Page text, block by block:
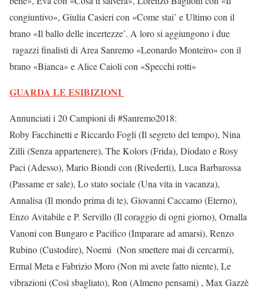
congiuntivo», Giulia Casieri con «Come stai’ e Ultimo con il
brano «Il ballo delle incertezze’. A loro si aggiungono i due
ragazzi finalisti di Area Sanremo «Leonardo Monteiro» con il
brano «Bianca» e Alice Caioli con «Specchi rotti»
GUARDA LE ESIBIZIONI
Annunciati i 20 Campioni di #Sanremo2018:
Roby Facchinetti e Riccardo Fogli (Il segreto del tempo), Nina
Zilli (Senza appartenere), The Kolors (Frida), Diodato e Rosy
Paci (Adesso), Mario Biondi con (Rivederti), Luca Barbarossa
(Passame er sale), Lo stato sociale (Una vita in vacanza),
Annalisa (Il mondo prima di te), Giovanni Caccamo (Eterno),
Enzo Avitabile e P. Servillo (Il coraggio di ogni giorno), Ornalla
Vanoni con Bungaro e Pacifico (Imparare ad amarsi), Renzo
Rubino (Custodire), Noemi (Non smettere mai di cercarmi),
Ermal Meta e Fabrizio Moro (Non mi avete fatto niente), Le
vibrazioni (Così sbagliato), Ron (Almeno pensami) , Max Gazzè